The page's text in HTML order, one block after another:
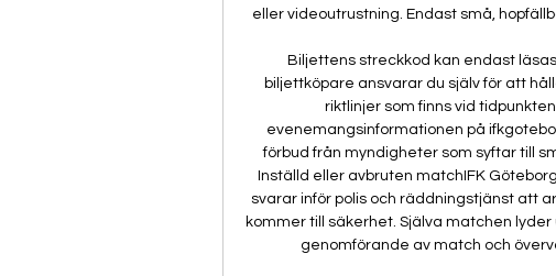
eller videoutrustning. Endast små,
Biljettens streckkod kan endast
biljettköpare ansvarar du själv för att
riktlinjer som finns vid
evenemangsinformationen på
förbud från myndigheter som syftar till
Inställd eller avbruten matchIFK
svarar inför polis och räddningstjänst att
kommer till säkerhet. Själva matchen
genomförande av match och